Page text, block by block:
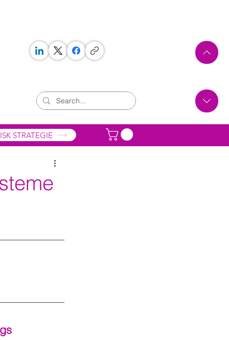
STRATEGIE